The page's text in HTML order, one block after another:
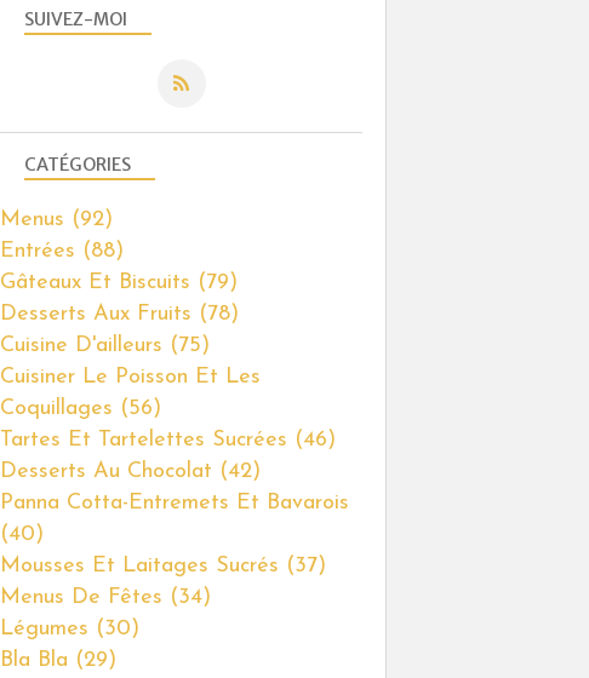
MOUSSES ET LAITAGES SUCRÉS
SUIVEZ-MOI
CATÉGORIES
Menus (92)
Entrées (88)
Gâteaux Et Biscuits (79)
Desserts Aux Fruits (78)
Cuisine D'ailleurs (75)
Cuisiner Le Poisson Et Les
Coquillages (56)
Tartes Et Tartelettes Sucrées (46)
Desserts Au Chocolat (42)
Panna Cotta-Entremets Et Bavarois
(40)
Mousses Et Laitages Sucrés (37)
Menus De Fêtes (34)
Légumes (30)
Bla Bla (29)